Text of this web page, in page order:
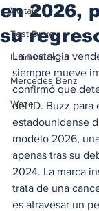
Voltaje
Test Drive
Latinoamérica
Mercedes Benz
Waze
en 2026,
su
La nostalgia
siempre mueve
confirmó que
del ID. Buzz para
estadounidense
modelo 2026,
apenas tras su
2024. La marca
trata de una
es atravesar un